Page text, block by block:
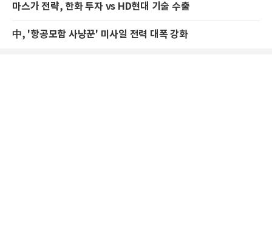
마스가 전략, 한화 투자 vs HD현대 기술 수출
中, '항공모함 사냥꾼' 미사일 전력 대폭 강화